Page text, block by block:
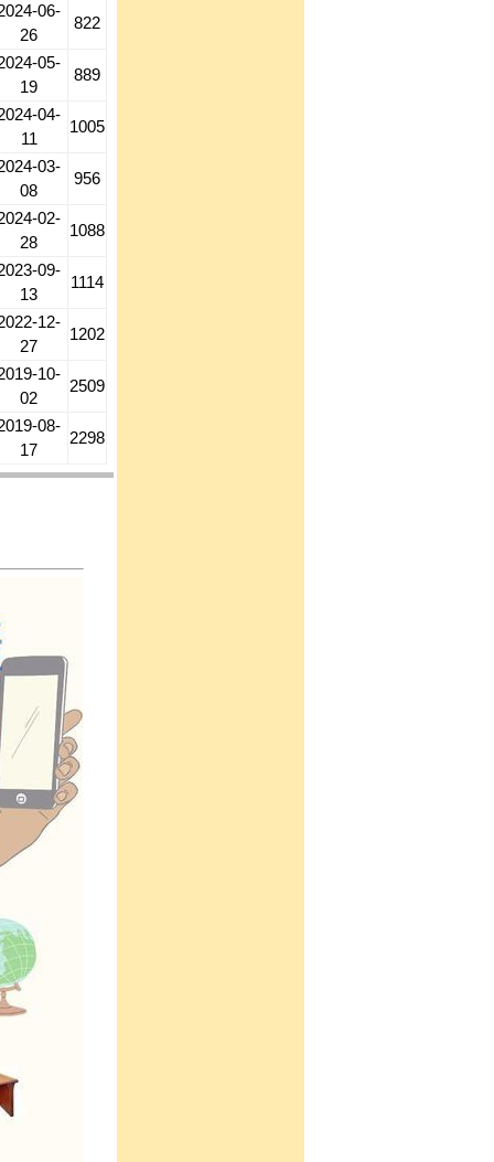
06-
26
822
05-
19
889
04-
11
1005
03-
08
956
02-
28
1088
09-
13
1114
12-
27
1202
10-
02
2509
08-
17
2298